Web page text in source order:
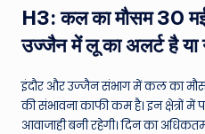
H3: कल का मौसम 30
उज्जैन में लू का अलर्ट है या
इंदौर और उज्जैन संभाग में कल का
की संभावना काफी कम है। इन क्षेत्रों में
आवाजाही बनी रहेगी। दिन का